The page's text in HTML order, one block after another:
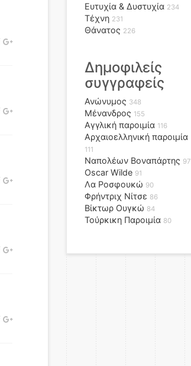
Ευτυχία & Δυστυχία 234
Τέχνη 231
Θάνατος 226
Δημοφιλείς
συγγραφείς
Ανώνυμος 348
Μένανδρος 155
Αγγλική παροιμία 116
Αρχαιοελληνική παροιμία
111
Ναπολέων Βοναπάρτης 97
Oscar Wilde 91
Λα Ροσφουκώ 90
Φρήντριχ Νίτσε 86
Βίκτωρ Ουγκώ 84
Τούρκικη Παροιμία 80